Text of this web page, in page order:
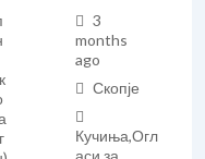
3
months
ago
Скопје
Кучиња,Огл
аси за